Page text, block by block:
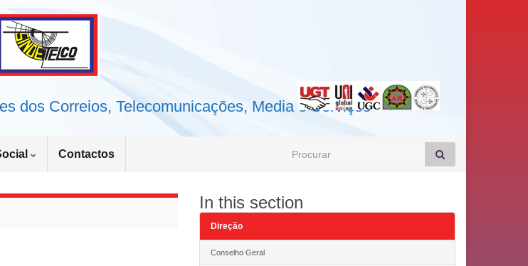
dos Correios, Telecomunicações, Media e Serviços
Contactos
In this section
Direção
Conselho Geral